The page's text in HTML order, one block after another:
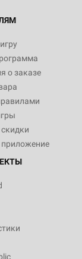
о заказе